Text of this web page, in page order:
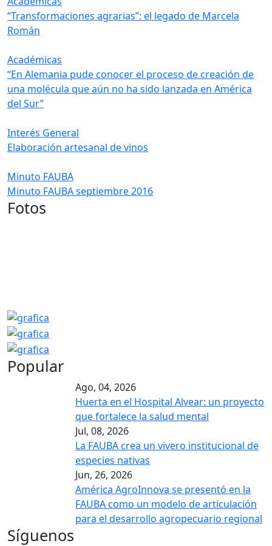
“Transformaciones agrarias”: el legado de Marcela
Román
Académicas
“En Alemania pude conocer el proceso de creación de
una molécula que aún no ha sido lanzada en América
del Sur”
Interés General
Elaboración artesanal de vinos
Minuto FAUBA
Minuto FAUBA septiembre 2016
Fotos
Popular
Ago, 04, 2026
Huerta en el Hospital Alvear: un proyecto
que fortalece la salud mental
Jul, 08, 2026
La FAUBA crea un vivero institucional de
especies nativas
Jun, 26, 2026
América AgroInnova se presentó en la
FAUBA como un modelo de articulación
para el desarrollo agropecuario regional
Síguenos